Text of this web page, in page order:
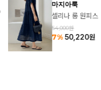
마지아룩
셀리나 롱 원피스
54,000원
7% 50,220원